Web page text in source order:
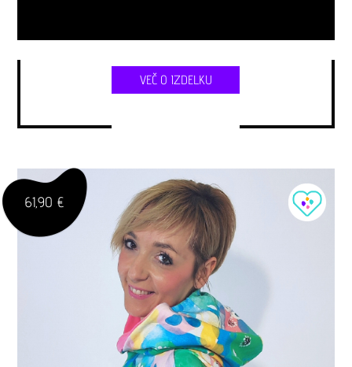
VEČ O IZDELKU
61,90 €